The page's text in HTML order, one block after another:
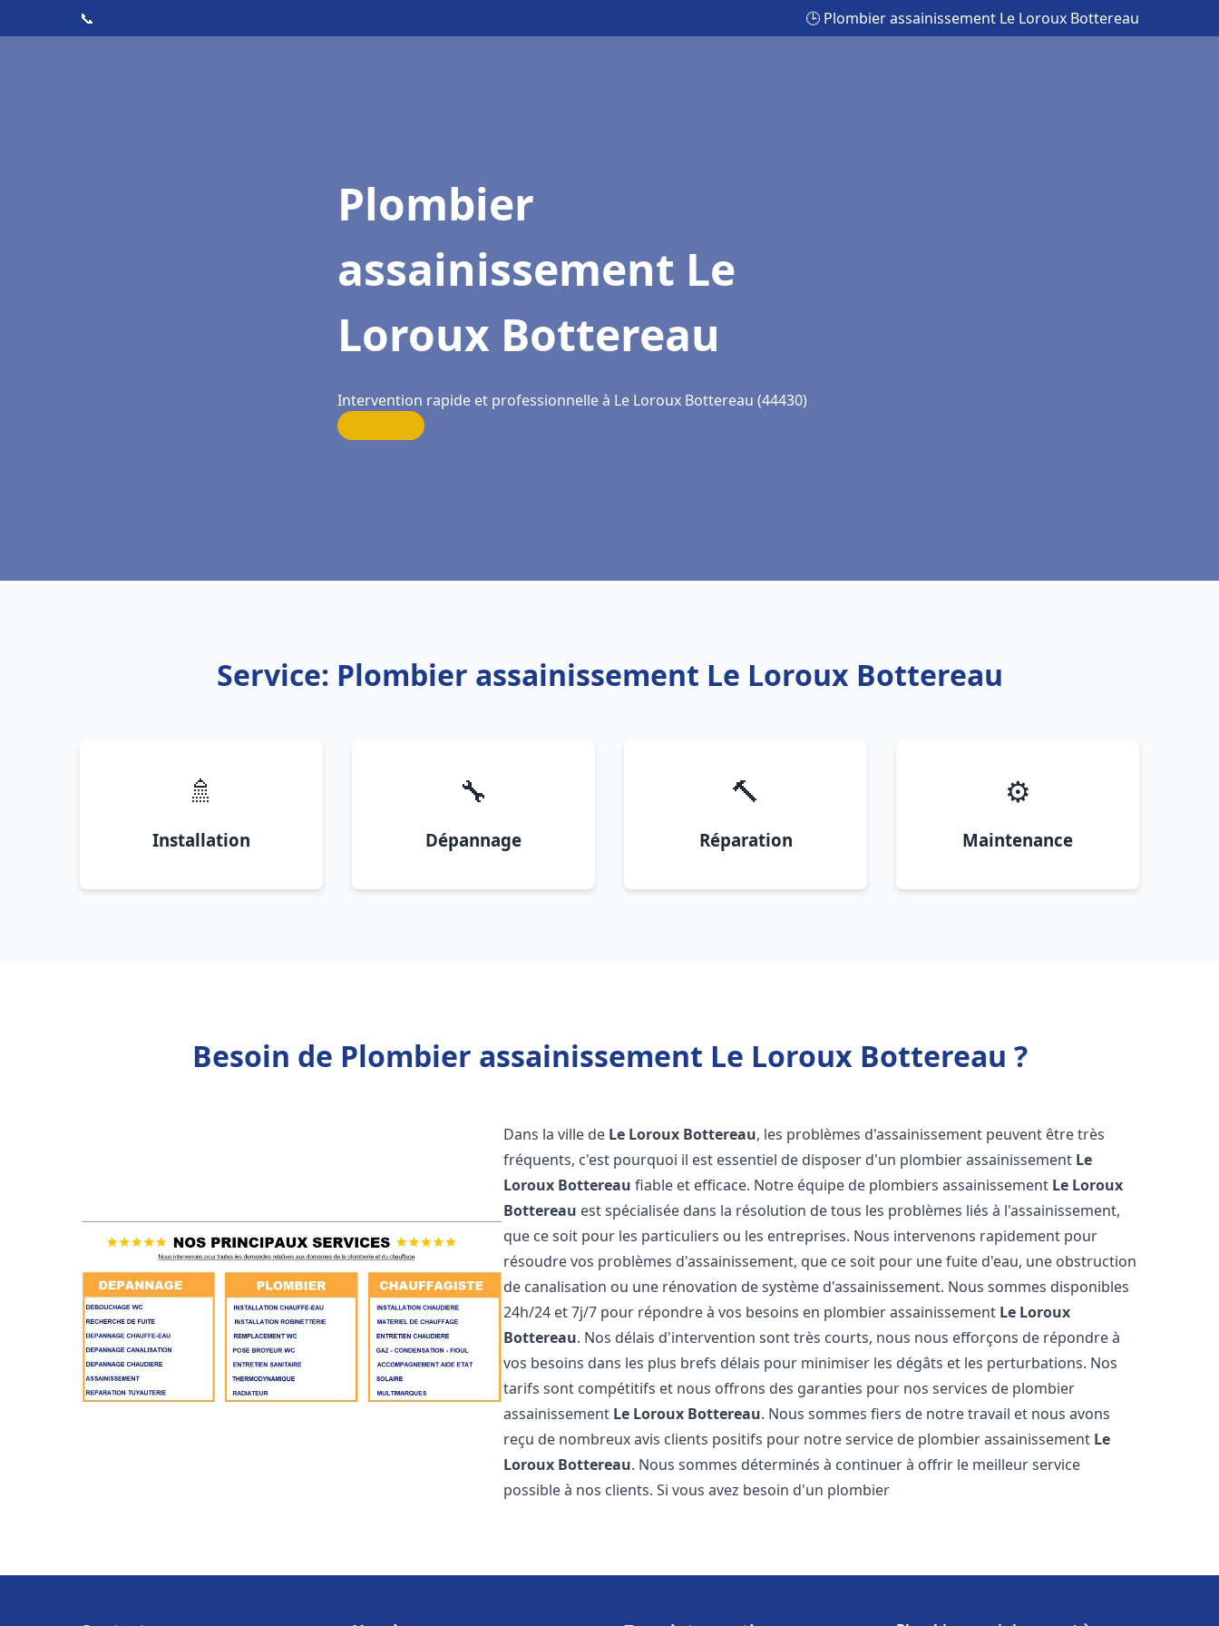
📞 🕒 Plombier assainissement Le Loroux Bottereau
Plombier
assainissement Le
Loroux Bottereau
Intervention rapide et professionnelle à Le Loroux Bottereau (44430)
Service: Plombier assainissement Le Loroux Bottereau
🚿
Installation
🔧
Dépannage
🔨
Réparation
⚙️
Maintenance
Besoin de Plombier assainissement Le Loroux Bottereau ?
Dans la ville de Le Loroux Bottereau, les problèmes d'assainissement peuvent être très
fréquents, c'est pourquoi il est essentiel de disposer d'un plombier assainissement Le
Loroux Bottereau fiable et efficace. Notre équipe de plombiers assainissement Le Loroux
Bottereau est spécialisée dans la résolution de tous les problèmes liés à l'assainissement,
que ce soit pour les particuliers ou les entreprises. Nous intervenons rapidement pour
résoudre vos problèmes d'assainissement, que ce soit pour une fuite d'eau, une obstruction
de canalisation ou une rénovation de système d'assainissement. Nous sommes disponibles
24h/24 et 7j/7 pour répondre à vos besoins en plombier assainissement Le Loroux
Bottereau. Nos délais d'intervention sont très courts, nous nous efforçons de répondre à
vos besoins dans les plus brefs délais pour minimiser les dégâts et les perturbations. Nos
tarifs sont compétitifs et nous offrons des garanties pour nos services de plombier
assainissement Le Loroux Bottereau. Nous sommes fiers de notre travail et nous avons
reçu de nombreux avis clients positifs pour notre service de plombier assainissement Le
Loroux Bottereau. Nous sommes déterminés à continuer à offrir le meilleur service
possible à nos clients. Si vous avez besoin d'un plombier